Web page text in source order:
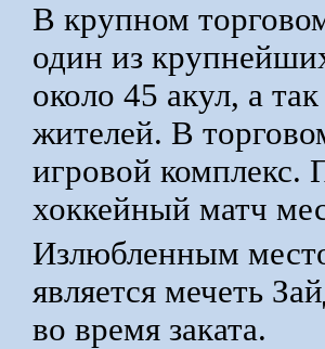
В крупном
один из
около 45 акул, а
жителей. В
игровой комплекс.
хоккейный матч
Излюбленным
является мечеть
во время заката.